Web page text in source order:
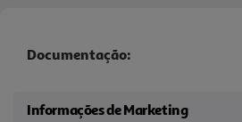
Documentação:
Informações de Marketing